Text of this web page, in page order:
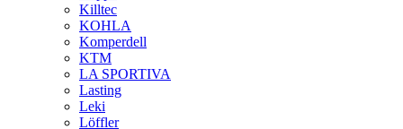
Killtec
KOHLA
Komperdell
KTM
LA SPORTIVA
Lasting
Leki
Löffler